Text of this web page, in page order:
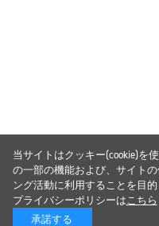
当サイトはクッキー(cookie)を
の一部の機能および、サイト
ング活動に利用することを目的
プライバシーポリシーはこちら
承諾する